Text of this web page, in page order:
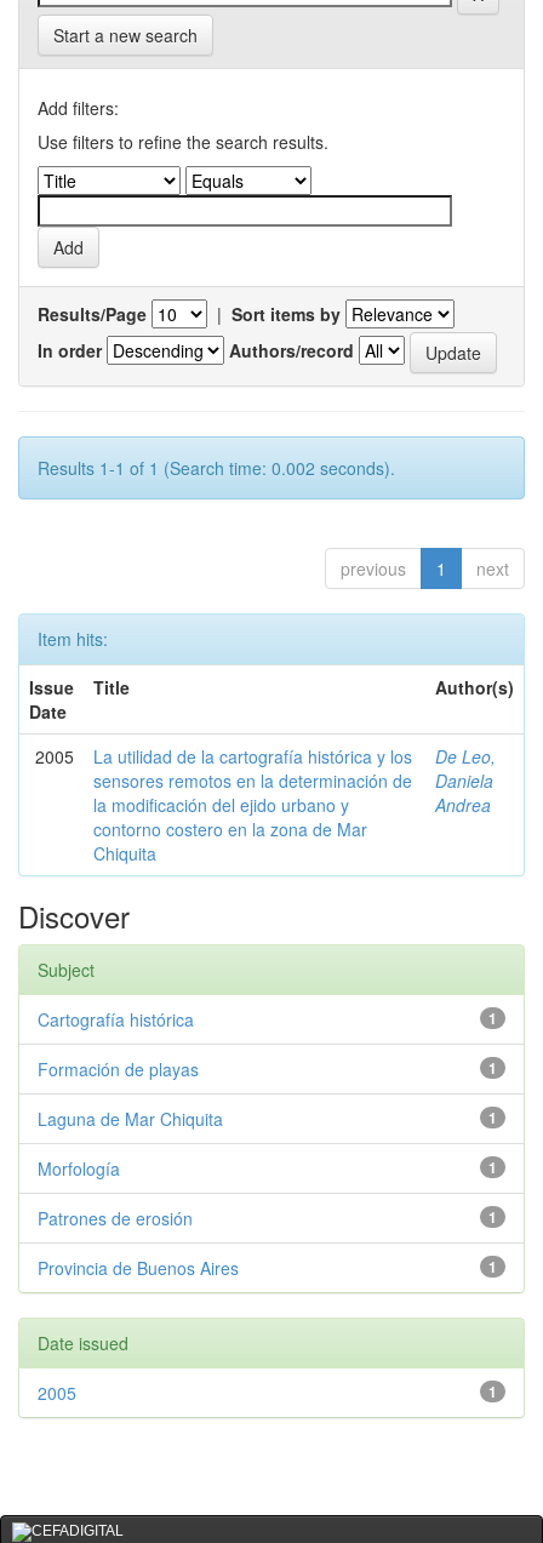
Start a new search
Add filters:
Use filters to refine the search results.
Results/Page | Sort items by
In order
Authors/record
Results 1-1 of 1 (Search time: 0.002 seconds).
previous 1 next
Item hits:
Issue
Date
Title Author(s)
2005
La utilidad de la cartografía histórica y los
sensores remotos en la determinación de
la modificación del ejido urbano y
contorno costero en la zona de Mar
Chiquita
De Leo,
Daniela
Andrea
Discover
Subject
1
Cartografía histórica
1
Formación de playas
1
Laguna de Mar Chiquita
1
Morfología
1
Patrones de erosión
1
Provincia de Buenos Aires
Date issued
1
2005